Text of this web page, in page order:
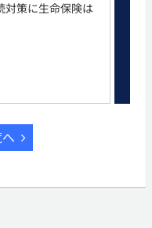
対策に生命保険は